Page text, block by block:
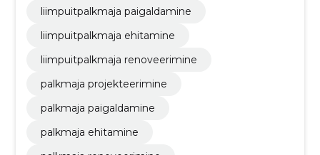
liimpuitpalkmaja paigaldamine
liimpuitpalkmaja ehitamine
liimpuitpalkmaja renoveerimine
palkmaja projekteerimine
palkmaja paigaldamine
palkmaja ehitamine